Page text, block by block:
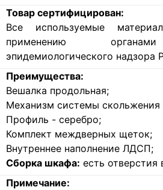
Товар сертифицирован:
Все используемые
применению
эпидемиологического надзора
Преимущества:
Вешалка продольная;
Механизм системы скольжения
Профиль - серебро;
Комплект междверных щеток;
Внутреннее наполнение ЛДСП;
Сборка шкафа: есть отверстия
Примечание: